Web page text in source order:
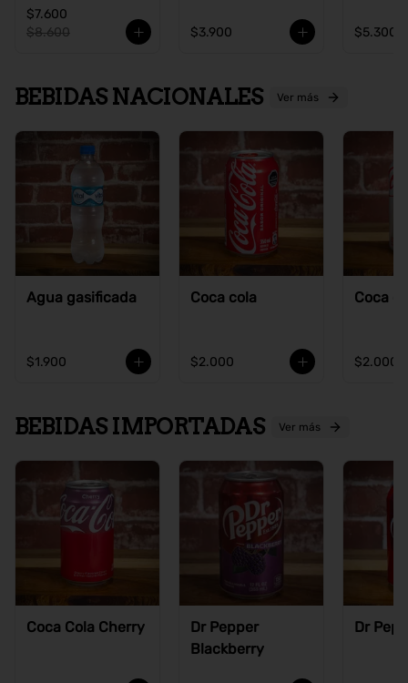
$7.600
$8.600
$3.900 $5.300
BEBIDAS NACIONALES Ver más
Agua gasificada
$1.900
Coca cola
$2.000
Coca
$2.000
BEBIDAS IMPORTADAS Ver más
Coca Cola Cherry
Dr Pepper
Blackberry
Dr